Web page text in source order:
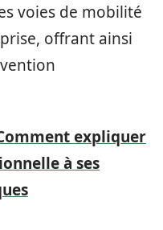
voies de mobilité
offrant ainsi
expliquer
à ses